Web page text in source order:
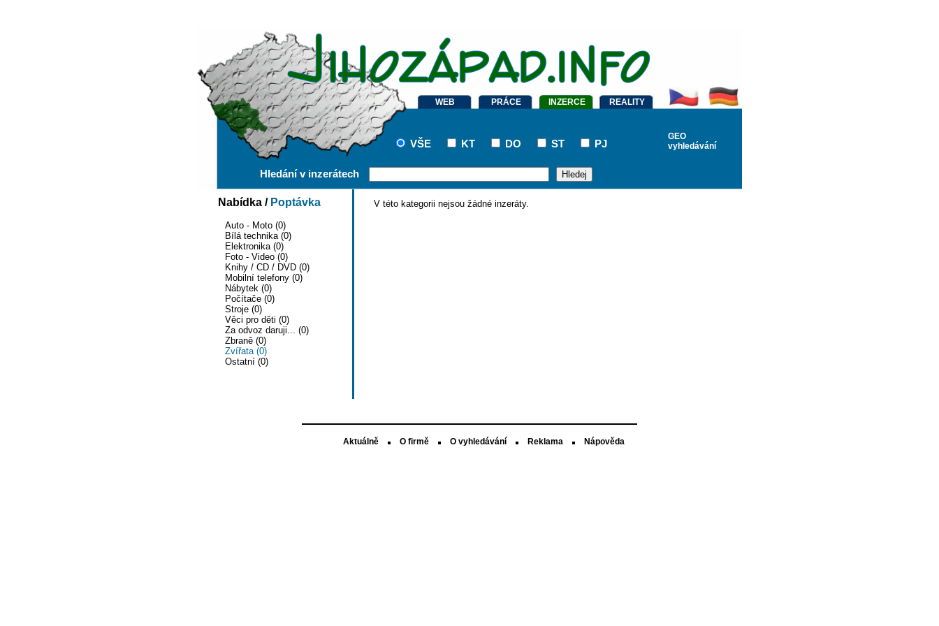
WEB PRÁCE INZERCE REALITY
VŠE KT DO ST PJ
Hledání v inzerátech
GEO
vyhledávání
Nabídka / Poptávka
Auto - Moto (0)
Bílá technika (0)
Elektronika (0)
Foto - Video (0)
Knihy / CD / DVD (0)
Mobilní telefony (0)
Nábytek (0)
Počítače (0)
Stroje (0)
Věci pro děti (0)
Za odvoz daruji... (0)
Zbraně (0)
Zvířata (0)
Ostatní (0)
V této kategorii nejsou žádné inzeráty.
Aktuálně O firmě O vyhledávání Reklama Nápověda